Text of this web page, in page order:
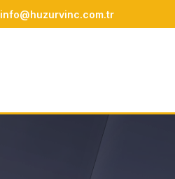
info@huzurvinc.com.tr